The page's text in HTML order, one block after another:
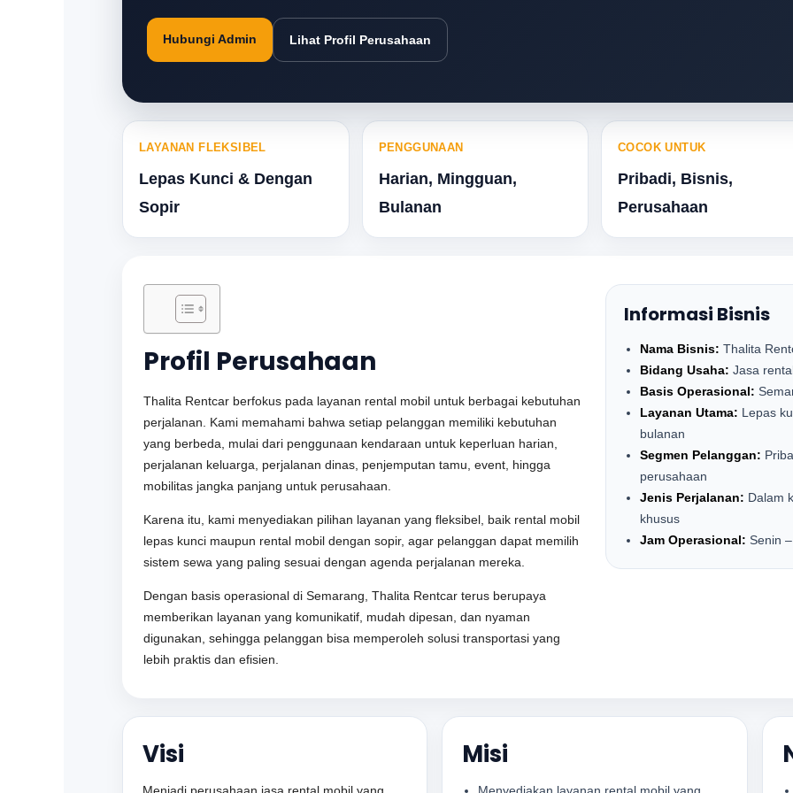
Hubungi Admin Lihat Profil Perusahaan
LAYANAN FLEKSIBEL
Lepas Kunci & Dengan
Sopir
PENGGUNAAN
Harian, Mingguan,
Bulanan
COCOK UNTUK
Pribadi, Bisnis,
Perusahaan
Profil Perusahaan
Thalita Rentcar berfokus pada layanan rental mobil untuk berbagai kebutuhan
perjalanan. Kami memahami bahwa setiap pelanggan memiliki kebutuhan
yang berbeda, mulai dari penggunaan kendaraan untuk keperluan harian,
perjalanan keluarga, perjalanan dinas, penjemputan tamu, event, hingga
mobilitas jangka panjang untuk perusahaan.
Karena itu, kami menyediakan pilihan layanan yang fleksibel, baik rental mobil
lepas kunci maupun rental mobil dengan sopir, agar pelanggan dapat memilih
sistem sewa yang paling sesuai dengan agenda perjalanan mereka.
Dengan basis operasional di Semarang, Thalita Rentcar terus berupaya
memberikan layanan yang komunikatif, mudah dipesan, dan nyaman
digunakan, sehingga pelanggan bisa memperoleh solusi transportasi yang
lebih praktis dan efisien.
Informasi Bisnis
Nama Bisnis: Thalita
Bidang Usaha: Jasa
Basis Operasional:
Layanan Utama: Lepas
bulanan
Segmen Pelanggan:
perusahaan
Jenis Perjalanan: Dalam
khusus
Jam Operasional: Senin
Visi Misi